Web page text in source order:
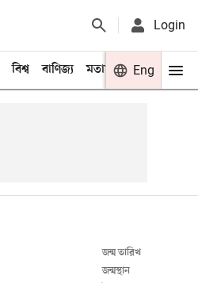
Login
বিশ্ব বাণিজ্য মতামত খেলা
Eng
জন্ম তারিখ
জন্মস্থান